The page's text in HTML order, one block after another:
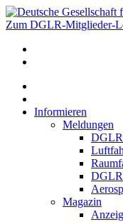
Zum DGLR-Mitglieder-
Informieren
Meldungen
DGLR
Magazin